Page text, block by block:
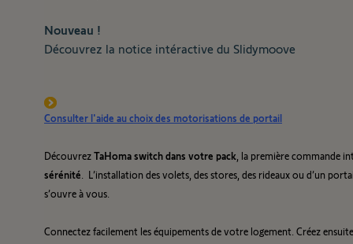
Nouveau !
Découvrez la notice intéractive du Slidymoove
Consulter l'aide au choix des motorisations de portail
Découvrez TaHoma switch dans votre pack, la première commande
sérénité. L’installation des volets, des stores, des rideaux ou d’un
s’ouvre à vous.
Connectez facilement les équipements de votre logement. Créez